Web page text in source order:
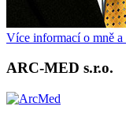
Více informací o mně
ARC-MED s.r.o.